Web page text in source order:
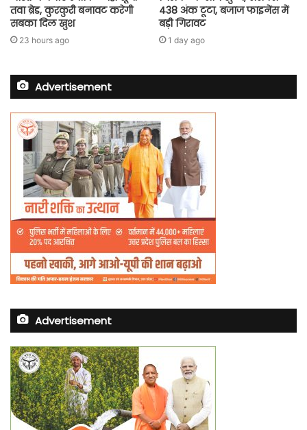
तवा ब्रेड, कुरकुरी बनावट करेगी
सबका दिल खुश
23 hours ago
438 अंक टूटा, बजाज फाइनेंस में
बड़ी गिरावट
1 day ago
Advertisement
Advertisement